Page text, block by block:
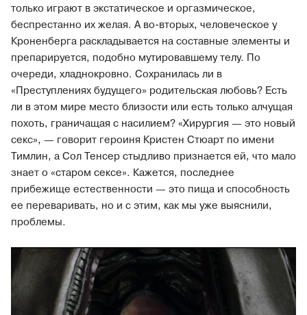
только играют в экстатическое и оргазмическое,
беспрестанно их желая. А во-вторых, человеческое у
Кроненберга раскладывается на составные элементы и
препарируется, подобно мутировавшему телу. По
очереди, хладнокровно. Сохранилась ли в
«Преступлениях будущего» родительская любовь? Есть
ли в этом мире место близости или есть только алчущая
похоть, граничащая с насилием? «Хирургия — это новый
секс», — говорит героиня Кристен Стюарт по имени
Тимлин, а Сол Тенсер стыдливо признается ей, что мало
знает о «старом сексе». Кажется, последнее
прибежище естественности — это пища и способность
ее переваривать, но и с этим, как мы уже выяснили,
проблемы.